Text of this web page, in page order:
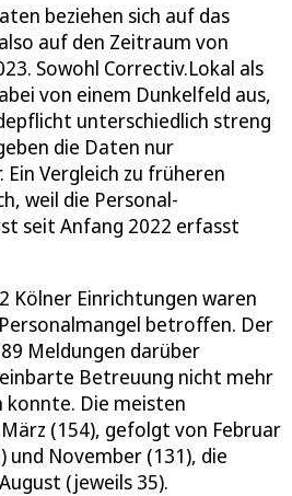
beziehen sich auf das
auf den Zeitraum von
Sowohl Correctiv.Lokal als
von einem Dunkelfeld aus,
unterschiedlich streng
die Daten nur
Vergleich zu früheren
weil die Personal-
seit Anfang 2022 erfasst
Kölner Einrichtungen waren
betroffen. Der
Meldungen darüber
Betreuung nicht mehr
Die meisten
(154), gefolgt von Februar
und November (131), die
(jeweils 35).